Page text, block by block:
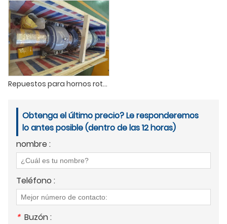
Repuestos para hornos rotatorios
Obtenga el último precio? Le responderemos
lo antes posible (dentro de las 12 horas)
nombre :
Teléfono :
* Buzón :